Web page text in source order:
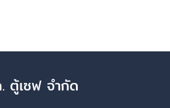
ตู้เซฟ จำกัด